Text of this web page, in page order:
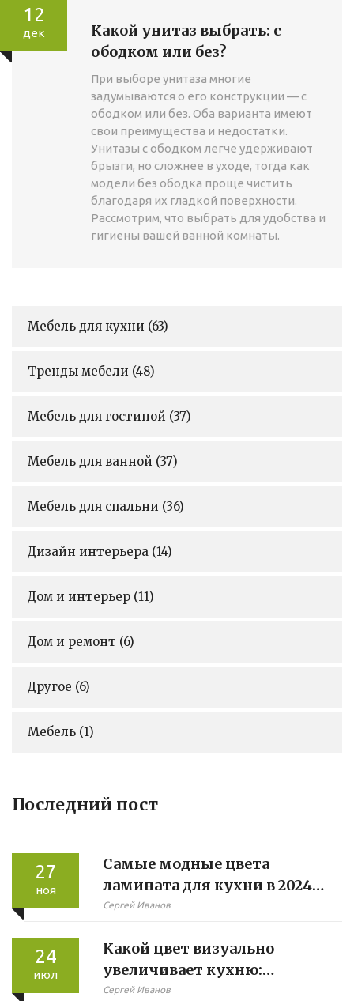
12
дек
Какой унитаз выбрать: с
ободком или без?
При выборе унитаза многие
задумываются о его конструкции — с
ободком или без. Оба варианта имеют
свои преимущества и недостатки.
Унитазы с ободком легче удерживают
брызги, но сложнее в уходе, тогда как
модели без ободка проще чистить
благодаря их гладкой поверхности.
Рассмотрим, что выбрать для удобства и
гигиены вашей ванной комнаты.
Мебель для кухни (63)
Тренды мебели (48)
Мебель для гостиной (37)
Мебель для ванной (37)
Мебель для спальни (36)
Дизайн интерьера (14)
Дом и интерьер (11)
Дом и ремонт (6)
Другое (6)
Мебель (1)
Последний пост
27
ноя
Самые модные цвета
ламината для кухни в 2024
году
Сергей Иванов
24
июл
Какой цвет визуально
увеличивает кухню:
секреты, советы и тренды
Сергей Иванов